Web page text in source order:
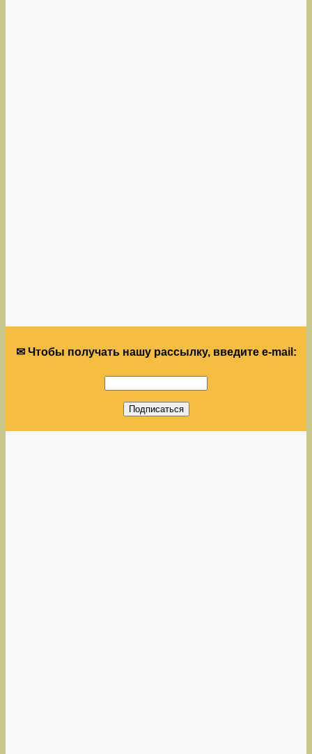
✉ Чтобы получать нашу рассылку, введите e-mail: